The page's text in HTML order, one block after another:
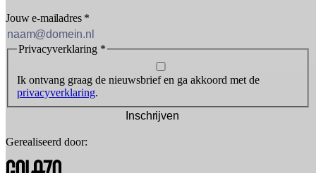
Jouw e-mailadres *
Privacyverklaring *
Ik ontvang graag de nieuwsbrief en ga akkoord met de
privacyverklaring.
Inschrijven
Gerealiseerd door: